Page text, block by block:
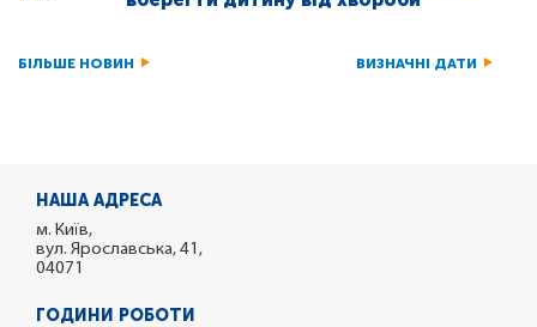
БІЛЬШЕ НОВИН ВИЗНАЧНІ ДАТИ
НАША АДРЕСА
м. Київ,
вул. Ярославська, 41,
04071
ГОДИНИ РОБОТИ